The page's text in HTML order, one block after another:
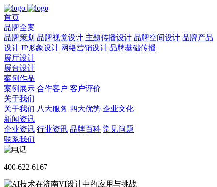
首页
品牌全案
品牌策划 品牌视觉设计 主题传播设计 品牌空间设计 品牌产品
设计 IP形象设计 网络营销设计 品牌基础传播
展厅设计
展台设计
案例作品
案例展示 合作客户 客户评价
关于我们
关于我们 八大服务 四大优势 企业文化
新闻资讯
企业资讯 行业资讯 品牌百科 常见问题
联系我们
400-622-6167